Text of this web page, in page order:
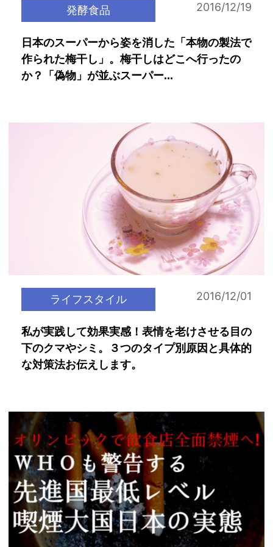
発酵食品 2016/12/19
日本のスーパーから姿を消した「本物の製法で
作られた梅干し」。梅干しはどこへ行ったの
か？「偽物」が並ぶスーパー...
ライフスタイル 2016/12/01
私が実践して効果実感！表情を老けさせる目の
下のクマやシミ。３つのタイプ別原因と具体的
な対策法お伝えします。